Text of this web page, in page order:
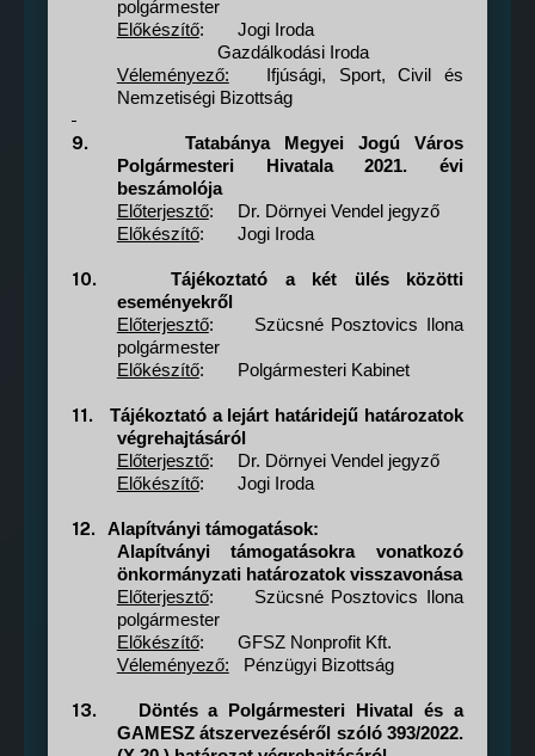
polgármester
Előkészítő:
Jogi Iroda
Gazdálkodási Iroda
Véleményező:
Ifjúsági, Sport, Civil és
Nemzetiségi Bizottság
9.
Tatabánya Megyei Jogú Város
Polgármesteri Hivatala 2021. évi
beszámolója
Előterjesztő:
Dr. Dörnyei Vendel jegyző
Előkészítő: Jogi Iroda
10.
Tájékoztató a két ülés közötti
eseményekről
Előterjesztő:
Szücsné Posztovics Ilona
polgármester
Előkészítő: Polgármesteri Kabinet
11.
Tájékoztató a lejárt határidejű határozatok
végrehajtásáról
Előterjesztő:
Dr. Dörnyei Vendel jegyző
Előkészítő: Jogi Iroda
12.
Alapítványi támogatások:
Alapítványi támogatásokra vonatkozó
önkormányzati határozatok visszavonása
Előterjesztő:
Szücsné Posztovics Ilona
polgármester
Előkészítő:
GFSZ Nonprofit Kft.
Véleményező:
Pénzügyi Bizottság
13.
Döntés a Polgármesteri Hivatal és a
GAMESZ átszervezéséről szóló 393/2022.